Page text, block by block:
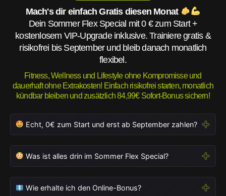
Mach's dir einfach Gratis diesen Monat
Dein Sommer Flex Special mit 0 € zum Start +
kostenlosem VIP-Upgrade inklusive. Trainiere gratis &
risikofrei bis September und bleib danach monatlich
flexibel.
Fitness, Wellness und Lifestyle ohne Kompromisse und
dauerhaft ohne Extrakosten! Einfach risikofrei starten, monatlich
kündbar bleiben und zusätzlich 84,99€ Sofort-Bonus sichern!
Echt, 0€ zum Start und erst ab September zahlen?
Was ist alles drin im Sommer Flex Special?
Wie erhalte ich den Online-Bonus?